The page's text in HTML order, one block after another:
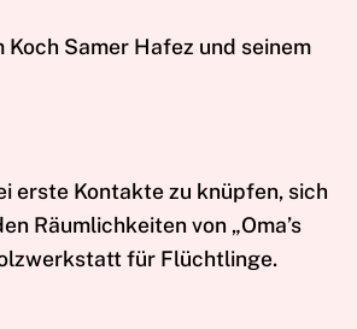
Koch Samer Hafez und seinem
erste Kontakte zu knüpfen, sich
Räumlichkeiten von „Oma’s
für Flüchtlinge.